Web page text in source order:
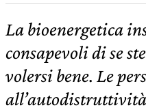
La bioenergetica
consapevoli di se
volersi bene. Le
all’autodistruttività